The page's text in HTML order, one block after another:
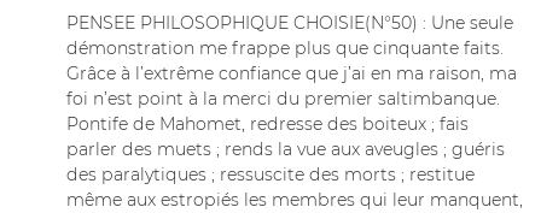
PENSEE PHILOSOPHIQUE CHOISIE(N°50) : Une seule
démonstration me frappe plus que cinquante faits.
Grâce à l’extrême confiance que j’ai en ma raison, ma
foi n’est point à la merci du premier saltimbanque.
Pontife de Mahomet, redresse des boiteux ; fais
parler des muets ; rends la vue aux aveugles ; guéris
des paralytiques ; ressuscite des morts ; restitue
même aux estropiés les membres qui leur manquent,